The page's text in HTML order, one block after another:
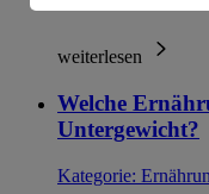
weiterlesen
Welche
Untergewicht?
Kategorie:
Informationen
Impressum